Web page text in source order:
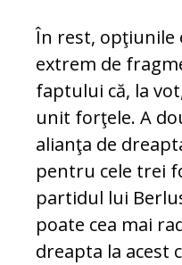
În rest, opţiunile
extrem de
faptului că, la
unit forţele. A
alianţa de
pentru cele trei
partidul lui
poate cea mai
dreapta la acest